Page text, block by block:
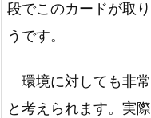
段でこのカードが取
うです。
環境に対しても非
と考えられます。実際